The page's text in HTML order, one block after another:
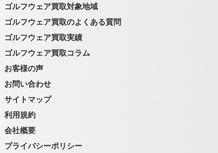
ゴルフウェア買取対象地域
ゴルフウェア買取のよくある質問
ゴルフウェア買取実績
ゴルフウェア買取コラム
お客様の声
お問い合わせ
サイトマップ
利用規約
会社概要
プライバシーポリシー